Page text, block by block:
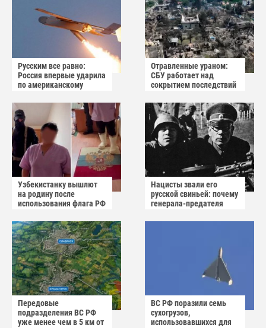
Русским все равно:
Россия впервые ударила
по американскому
Отравленные ураном:
СБУ работает над
сокрытием последствий
Узбекистанку вышлют
на родину после
использования флага РФ
Нацисты звали его
русской свиньей: почему
генерала-предателя
публичного суда
Передовые
подразделения ВС РФ
уже менее чем в 5 км от
ВС РФ поразили семь
сухогрузов,
использовавшихся для